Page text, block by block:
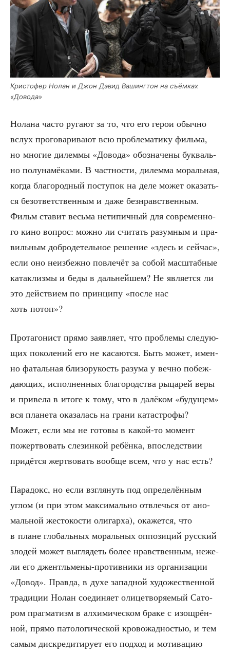
Кри­сто­фер Нолан и Джон Дэвид Вашинг­тон на съём­ках
«Дово­да»
Нола­на часто руга­ют за то, что его герои обыч­но
вслух про­го­ва­ри­ва­ют всю про­бле­ма­ти­ку филь­ма,
но мно­гие дилем­мы «Дово­да» обо­зна­че­ны бук­валь­
но полу­на­мё­ка­ми. В част­но­сти, дилем­ма мораль­ная,
когда бла­го­род­ный посту­пок на деле может ока­зать­
ся без­от­вет­ствен­ным и даже без­нрав­ствен­ным.
Фильм ста­вит весь­ма нети­пич­ный для совре­мен­но­
го кино вопрос: мож­но ли счи­тать разум­ным и пра­
виль­ным доб­ро­де­тель­ное реше­ние «здесь и сей­час»,
если оно неиз­беж­но повле­чёт за собой мас­штаб­ные
ката­клиз­мы и беды в даль­ней­шем? Не явля­ет­ся ли
это дей­стви­ем по прин­ци­пу «после нас
хоть потоп»?
Про­та­го­нист пря­мо заяв­ля­ет, что про­бле­мы сле­ду­ю­
щих поко­ле­ний его не каса­ют­ся. Быть может, имен­
но фаталь­ная бли­зо­ру­кость разу­ма у веч­но побеж­
да­ю­щих, испол­нен­ных бла­го­род­ства рыца­рей веры
и при­ве­ла в ито­ге к тому, что в далё­ком «буду­щем»
вся пла­не­та ока­за­лась на гра­ни ката­стро­фы?
Может, если мы не гото­вы в какой-то момент
пожерт­во­вать сле­зин­кой ребён­ка, впо­след­ствии
при­дёт­ся жерт­во­вать вооб­ще всем, что у нас есть?
Пара­докс, но если взгля­нуть под опре­де­лён­ным
углом (и при этом мак­си­маль­но отвлечь­ся от ано­
маль­ной жесто­ко­сти оли­гар­ха), ока­жет­ся, что
в плане гло­баль­ных мораль­ных оппо­зи­ций рус­ский
зло­дей может выгля­деть более нрав­ствен­ным, неже­
ли его джентль­ме­ны-про­тив­ни­ки из орга­ни­за­ции
«Довод». Прав­да, в духе запад­ной худо­же­ствен­ной
тра­ди­ции Нолан соеди­ня­ет оли­це­тво­ря­е­мый Сато­
ром праг­ма­тизм в алхи­ми­че­ском бра­ке с изощ­рён­
ной, пря­мо пато­ло­ги­че­ской кро­во­жад­но­стью, и тем
самым дис­кре­ди­ти­ру­ет его под­ход и моти­ва­цию